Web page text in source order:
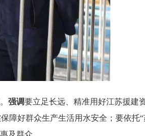
强调要立足长远、精准用好江苏援建
障好群众生产生活用水安全；要依托